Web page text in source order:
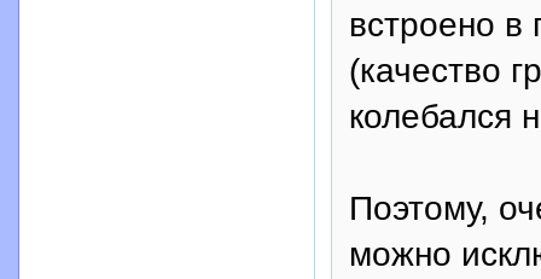
встроено
(качество
колебался
Поэтому,
можно